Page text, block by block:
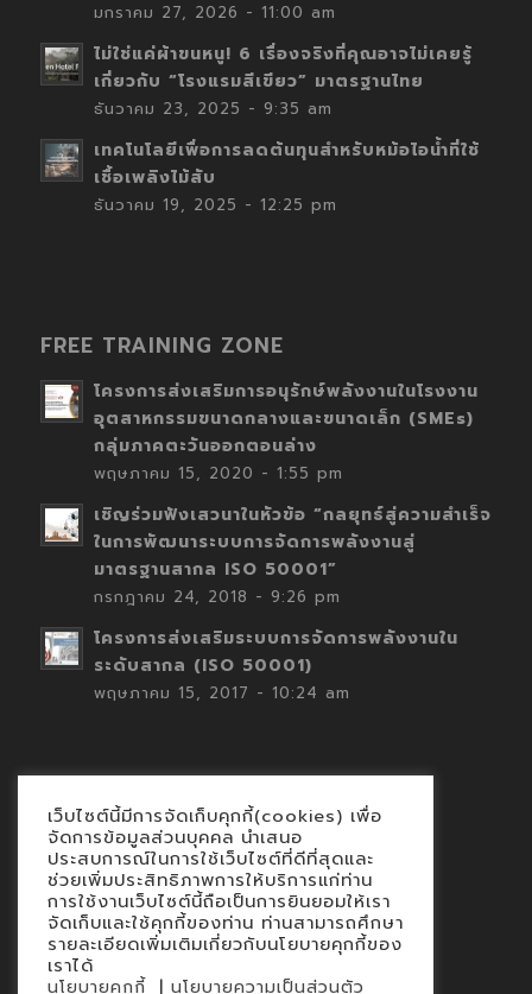
มกราคม 27, 2026 - 11:00 am
ไม่ใช่แค่ผ้าขนหนู! 6 เรื่องจริงที่คุณอาจไม่เคยรู้
เกี่ยวกับ “โรงแรมสีเขียว” มาตรฐานไทย
ธันวาคม 23, 2025 - 9:35 am
เทคโนโลยีเพื่อการลดต้นทุนสำหรับหม้อไอน้ำที่ใช้
เชื้อเพลิงไม้สับ
ธันวาคม 19, 2025 - 12:25 pm
FREE TRAINING ZONE
โครงการส่งเสริมการอนุรักษ์พลังงานในโรงงาน
อุตสาหกรรมขนาดกลางและขนาดเล็ก (SMEs)
กลุ่มภาคตะวันออกตอนล่าง
พฤษภาคม 15, 2020 - 1:55 pm
เชิญร่วมฟังเสวนาในหัวข้อ “กลยุทธ์สู่ความสำเร็จ
ในการพัฒนาระบบการจัดการพลังงานสู่
มาตรฐานสากล ISO 50001”
กรกฎาคม 24, 2018 - 9:26 pm
โครงการส่งเสริมระบบการจัดการพลังงานใน
ระดับสากล (ISO 50001)
พฤษภาคม 15, 2017 - 10:24 am
Contact
นโยบายคุกกี้
นโยบายข้อมูลส่วนบุคคล
เว็บไซต์นี้มีการจัดเก็บคุกกี้(cookies) เพื่อ
จัดการข้อมูลส่วนบุคคล นำเสนอ
ประสบการณ์ในการใช้เว็บไซต์ที่ดีที่สุดและ
ช่วยเพิ่มประสิทธิภาพการให้บริการแก่ท่าน
การใช้งานเว็บไซต์นี้ถือเป็นการยินยอมให้เรา
จัดเก็บและใช้คุกกี้ของท่าน ท่านสามารถศึกษา
รายละเอียดเพิ่มเติมเกี่ยวกับนโยบายคุกกี้ของ
เราได้
นโยบายคุกกี้ | นโยบายความเป็นส่วนตัว